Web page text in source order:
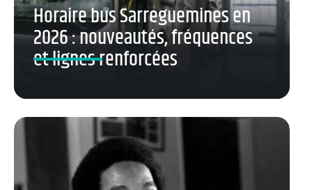
Horaire bus Sarreguemines en
2026 : nouveautés, fréquences
et lignes renforcées